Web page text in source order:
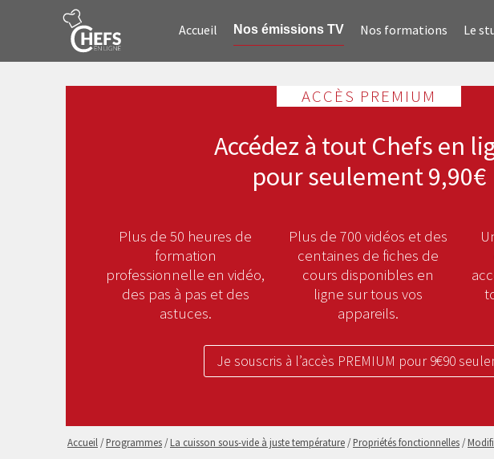
Accueil Nos émissions TV Nos formations Le
ACCÈS PREMIUM
Accédez à tout Chefs en
pour seulement 9,90€
Plus de 50 heures de
formation
professionnelle en vidéo,
des pas à pas et des
astuces.
Plus de 700 vidéos et des
centaines de fiches de
cours disponibles en
ligne sur tous vos
appareils.
Je souscris à l’accès PREMIUM pour 9€90
Accueil /Programmes /La cuisson sous-vide à juste température /Propriétés fonctionnelles /